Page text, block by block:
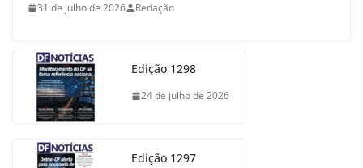
31 de julho de 2026 Redação
Edição 1298
24 de julho de 2026
Edição 1297